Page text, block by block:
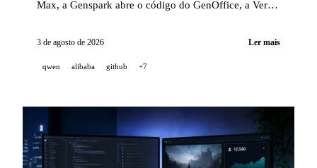
Max, a Genspark abre o código do GenOffice, a Vercel
Sakana AI, MiniMax H3 e Runway publicam várias
3 de agosto de 2026 Ler mais
qwen alibaba github +7